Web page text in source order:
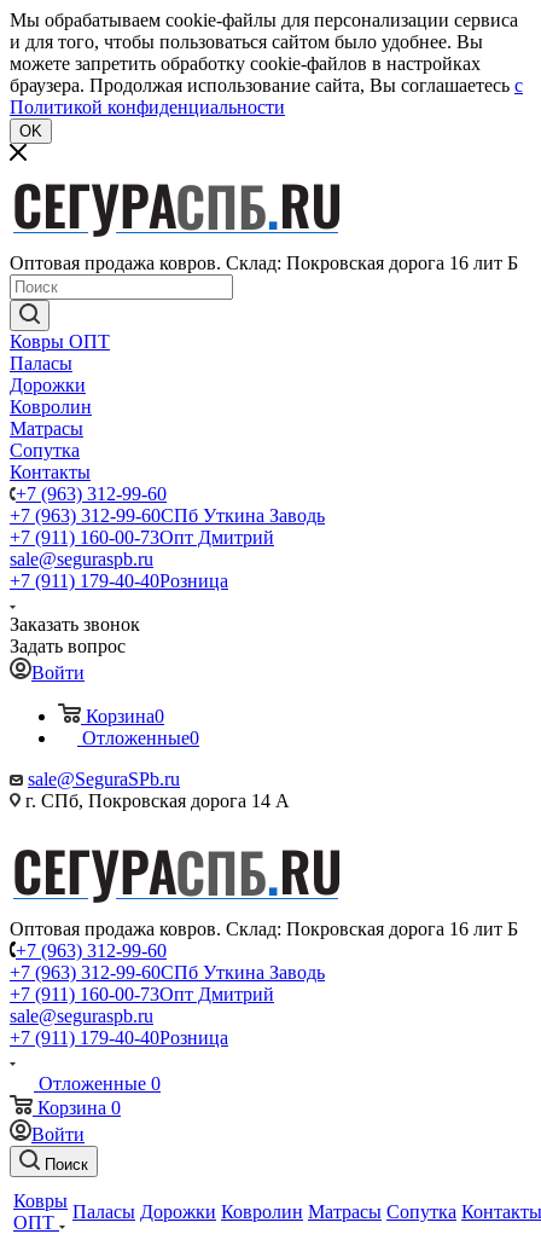
Мы обрабатываем cookie-файлы для персонализации сервиса
и для того, чтобы пользоваться сайтом было удобнее. Вы
можете запретить обработку cookie-файлов в настройках
браузера. Продолжая использование сайта, Вы соглашаетесь c
Политикой конфиденциальности
OK
Оптовая продажа ковров. Склад: Покровская дорога 16 лит Б
Ковры ОПТ
Паласы
Дорожки
Ковролин
Матрасы
Сопутка
Контакты
+7 (963) 312-99-60
+7 (963) 312-99-60СПб Уткина Заводь
+7 (911) 160-00-73Опт Дмитрий
sale@seguraspb.ru
+7 (911) 179-40-40Розница
Заказать звонок
Задать вопрос
Войти
Корзина0
Отложенные0
sale@SeguraSPb.ru
г. СПб, Покровская дорога 14 А
Оптовая продажа ковров. Склад: Покровская дорога 16 лит Б
+7 (963) 312-99-60
+7 (963) 312-99-60СПб Уткина Заводь
+7 (911) 160-00-73Опт Дмитрий
sale@seguraspb.ru
+7 (911) 179-40-40Розница
Отложенные 0
Корзина 0
Войти
Поиск
Ковры
ОПТ
Паласы Дорожки Ковролин Матрасы Сопутка Контакты